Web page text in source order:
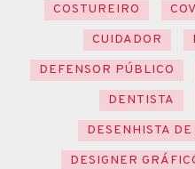
COSTUREIRO
CUIDADOR
DEFENSOR PÚBLICO
DENTISTA
DESENHISTA
DESIGNER